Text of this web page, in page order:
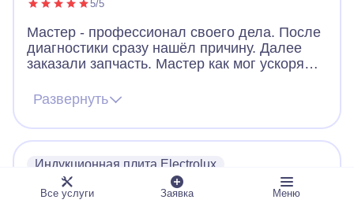
5/5
Мастер - профессионал своего дела. После
диагностики сразу нашёл причину. Далее
заказали запчасть. Мастер как мог ускорял
запчасть, поставили, все работает. Видно,
что человек переживает за клиента. Ещё
дал ценные советы по использованию
посуды для плиты. Огромное спасибо!
Развернуть
Индукционная плита Electrolux
Дмитрий
Все услуги Заявка Меню